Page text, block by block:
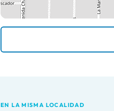
EN LA MISMA LOCALIDAD